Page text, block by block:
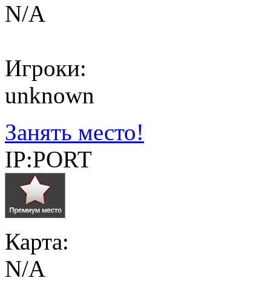
N/A
Игроки:
unknown
Занять место!
IP:PORT
Карта:
N/A